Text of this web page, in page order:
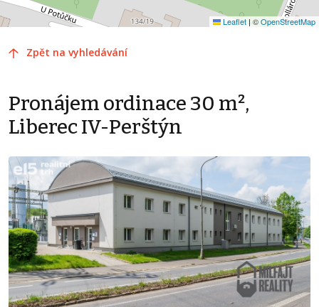
Leaflet | ©OpenStreetMap
Zpět na vyhledávání
Pronájem ordinace 30 m²,
Liberec IV-Perštýn